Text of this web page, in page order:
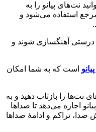
نت‌های پیانو را به
استفاده می‌شود و
درستی آهنگسازی شوند و
است که به شما امکان
نت‌ها را بازتاب دهید و به
اجازه می‌دهد تا صداها
صدا، تراکم و ادامهٔ صداها